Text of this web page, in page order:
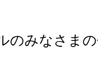
のみなさま